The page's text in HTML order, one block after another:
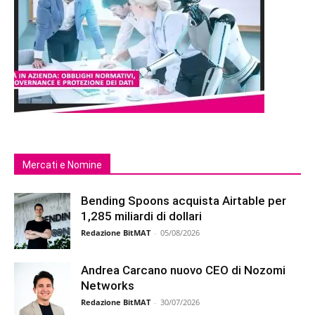
Mercati e Nomine
Bending Spoons acquista Airtable per
1,285 miliardi di dollari
Redazione BitMAT - 05/08/2026
Andrea Carcano nuovo CEO di Nozomi
Networks
Redazione BitMAT - 30/07/2026